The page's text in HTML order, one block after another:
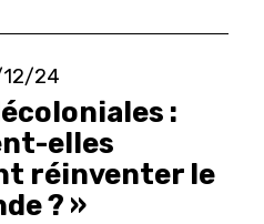
24
:
elles
réinventer le
? »